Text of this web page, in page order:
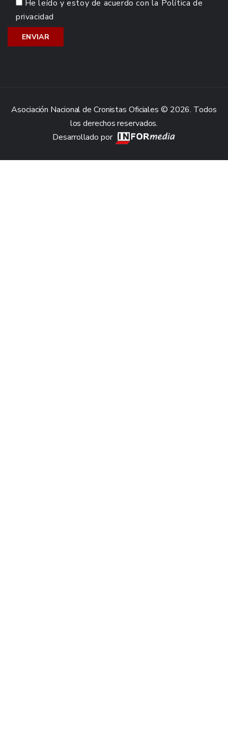
He leído y estoy de acuerdo con la Política de
privacidad
Asociación Nacional de Cronistas Oficiales © 2026. Todos
los derechos reservados.
Desarrollado por